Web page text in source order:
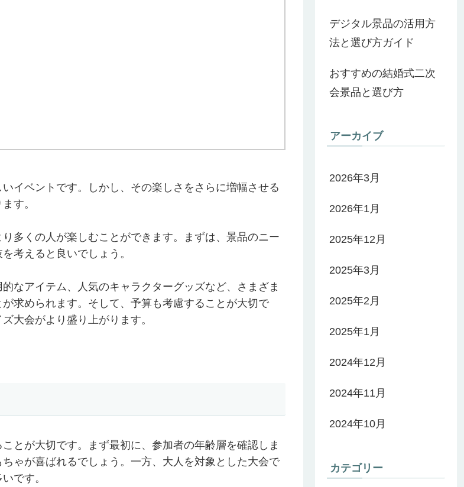
イベントです。しかし、その楽しさをさらに増幅させる
す。
多くの人が楽しむことができます。まずは、景品のニー
考えると良いでしょう。
なアイテム、人気のキャラクターグッズなど、さまざま
求められます。そして、予算も考慮することが大切で
大会がより盛り上がります。
とが大切です。まず最初に、参加者の年齢層を確認しま
ゃが喜ばれるでしょう。一方、大人を対象とした大会で
です。
デジタル景品の活用方
法と選び方ガイド
おすすめの結婚式二次
会景品と選び方
アーカイブ
2026年3月
2026年1月
2025年12月
2025年3月
2025年2月
2025年1月
2024年12月
2024年11月
2024年10月
カテゴリー